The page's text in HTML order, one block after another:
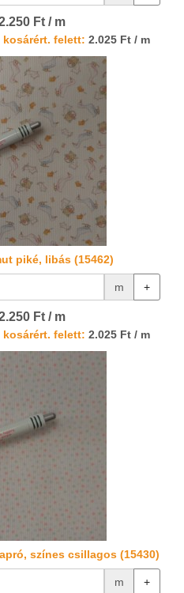
Ft / m
kosárért. felett: 2.025 Ft / m
piké, libás (15462)
m +
Ft / m
kosárért. felett: 2.025 Ft / m
színes csillagos (15430)
m +